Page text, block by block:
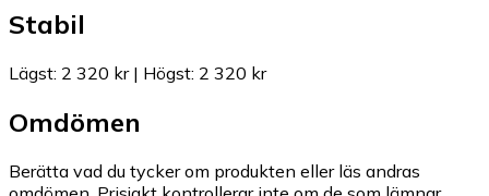
Stabil
Lägst: 2 320 kr| Högst: 2 320 kr
Omdömen
Berätta vad du tycker om produkten eller läs andras